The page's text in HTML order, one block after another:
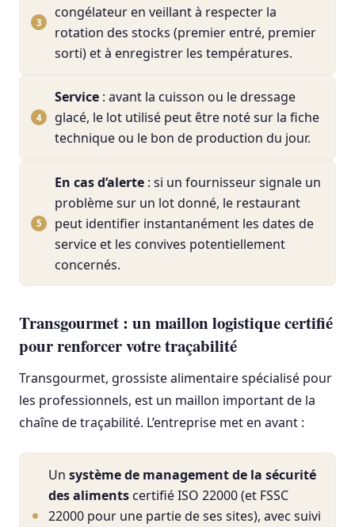
congélateur en veillant à respecter la
rotation des stocks (premier entré, premier
sorti) et à enregistrer les températures.
Service : avant la cuisson ou le dressage
glacé, le lot utilisé peut être noté sur la fiche
technique ou le bon de production du jour.
En cas d’alerte : si un fournisseur signale un
problème sur un lot donné, le restaurant
peut identifier instantanément les dates de
service et les convives potentiellement
concernés.
Transgourmet : un maillon logistique certifié
pour renforcer votre traçabilité
Transgourmet, grossiste alimentaire spécialisé pour
les professionnels, est un maillon important de la
chaîne de traçabilité. L’entreprise met en avant :
Un système de management de la sécurité
des aliments certifié ISO 22000 (et FSSC
22000 pour une partie de ses sites), avec suivi